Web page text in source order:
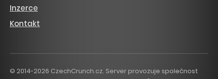
Inzerce
Kontakt
© 2014-2026 CzechCrunch.cz. Server provozuje společnost